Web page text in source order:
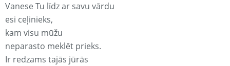
Vanese Tu līdz ar savu vārdu
esi ceļinieks,
kam visu mūžu
neparasto meklēt prieks.
Ir redzams tajās jūrās